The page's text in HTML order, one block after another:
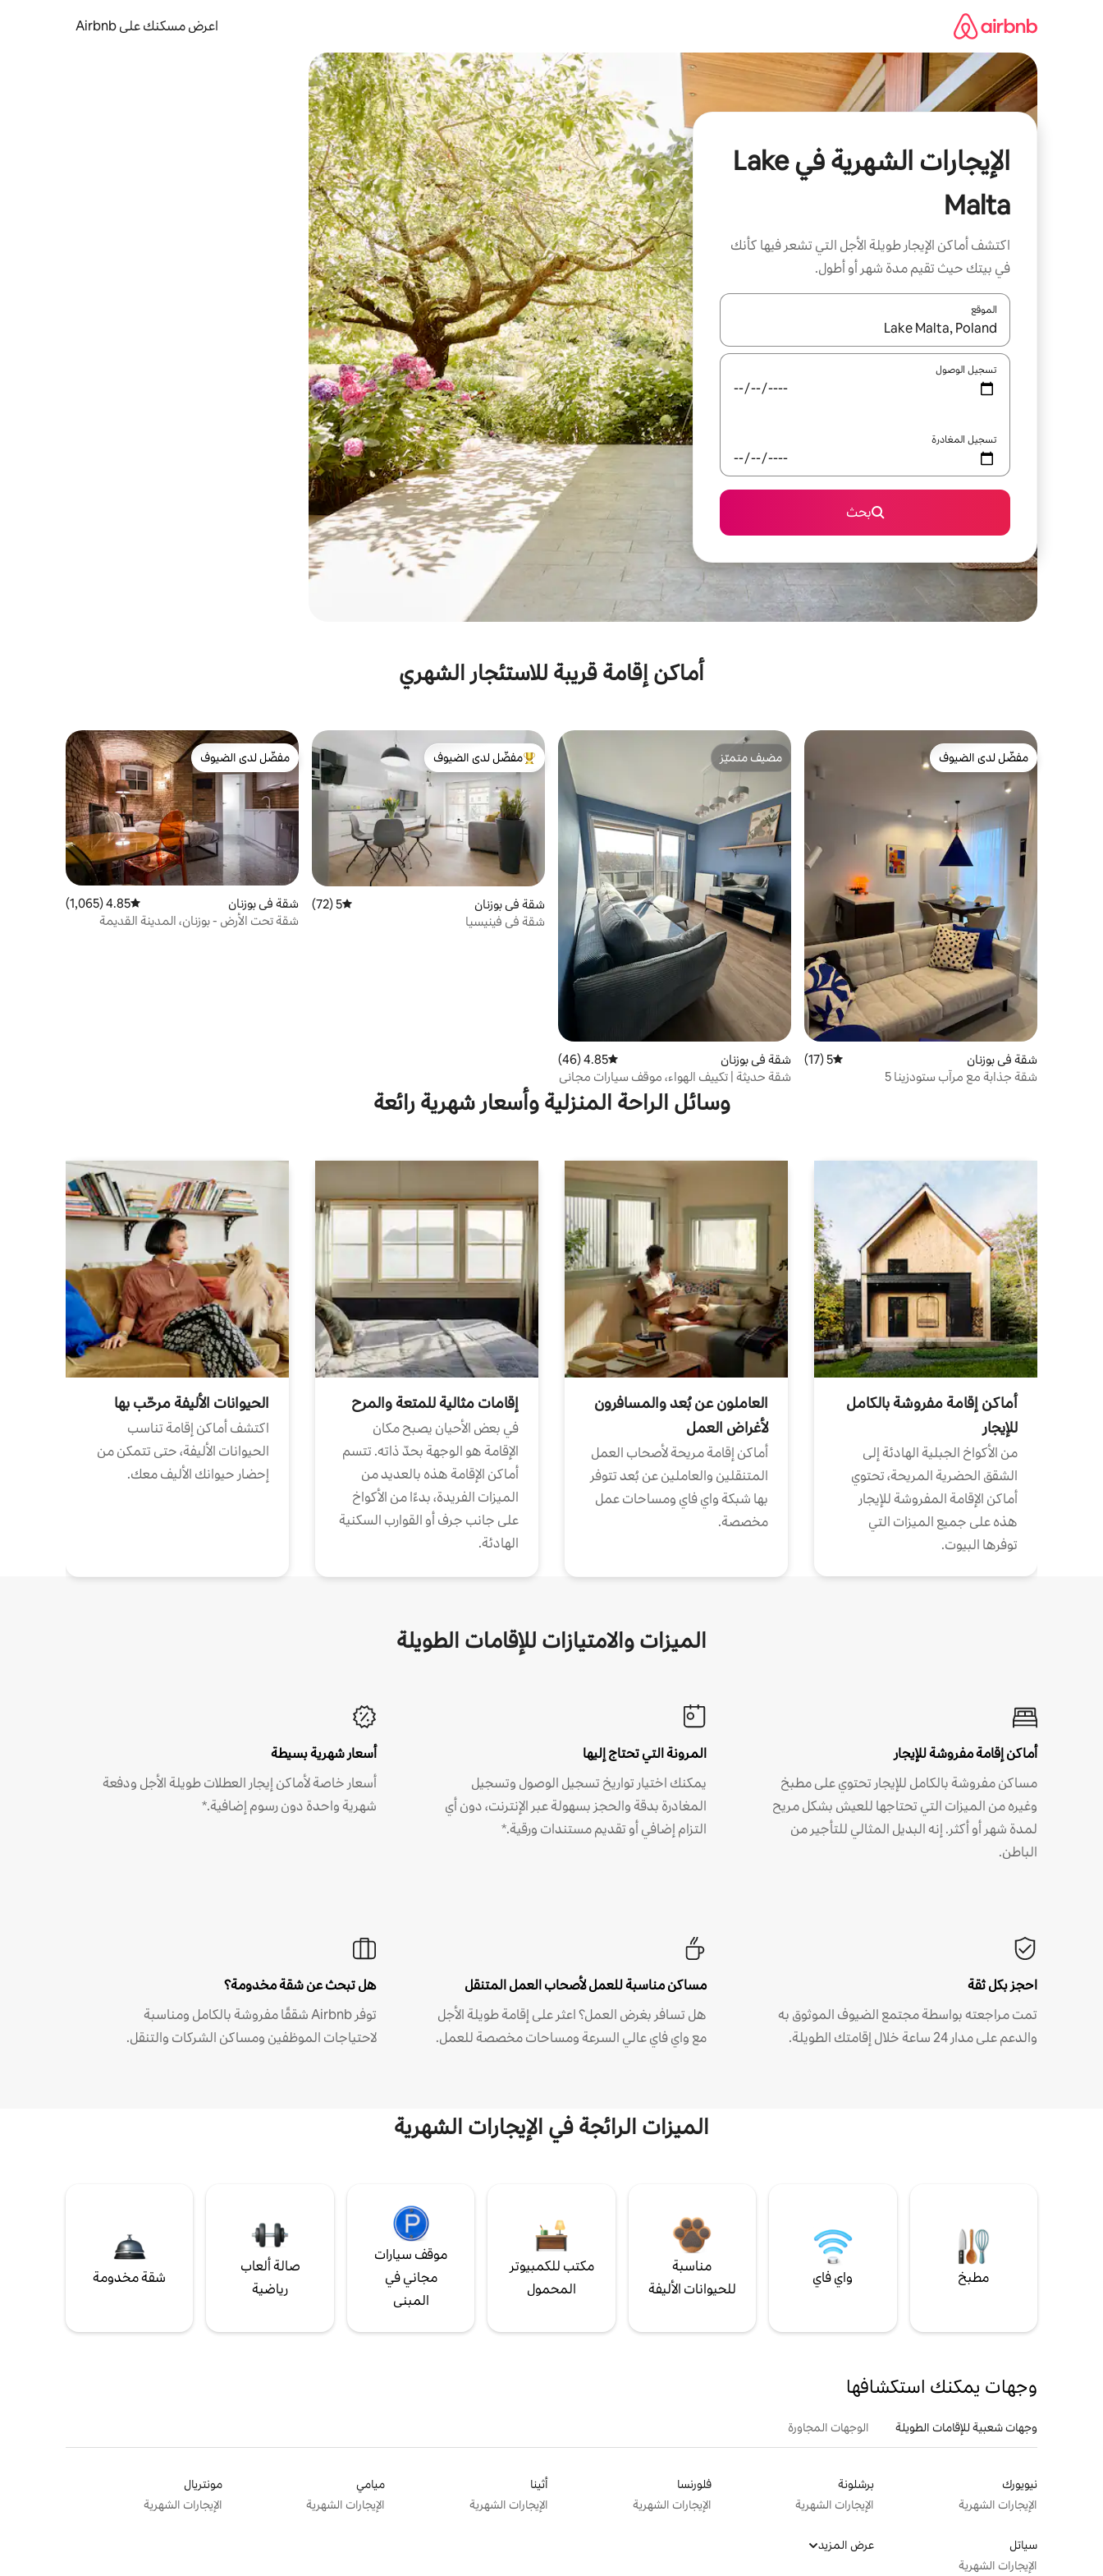
اعرض مسكنك على Airbnb
الإيجارات الشهرية في Lake
Malta
اكتشف أماكن الإيجار طويلة الأجل التي تشعر فيها كأنك
في بيتك حيث تقيم مدة شهر أو أطول.
الموقع
عند توفر النتائج، انتقل باستخدام السهمين لأعلى ولأسفل أو استكشف عن طريق اللمس أو السحب.
تسجيل الوصول
تسجيل المغادرة
بحث
أماكن إقامة قريبة للاستئجار الشهري
مفضّل لدى الضيوف
مفضّل لدى الضيوف
شقة في بوزنان متوسط التقييم 5 من 5، 17 مراجعات
5 (17)
شقة جذابة مع مرآب ستودزينا 5
مضيف متميّز
مضيف متميّز
شقة في بوزنان متوسط التقييم 4.85 من 5، 46 مراجعات
4.85 (46)
شقة حديثة | تكييف الهواء، موقف سيارات مجاني
من أبرز البيوت المفضّلة لدى الضيوف
مفضّل لدى الضيوف
شقة في بوزنان متوسط التقييم 5 من 5، 72 مراجعات
5 (72)
شقة في فينيسيا
مفضّل لدى الضيوف
مفضّل لدى الضيوف
شقة في بوزنان متوسط التقييم 4.85 من 5، 1,065 مراجعات
4.85 (1,065)
شقة تحت الأرض - بوزنان، المدينة القديمة
وسائل الراحة المنزلية وأسعار شهرية رائعة
أماكن إقامة مفروشة بالكامل
للإيجار
من الأكواخ الجبلية الهادئة إلى
الشقق الحضرية المريحة، تحتوي
أماكن الإقامة المفروشة للإيجار
هذه على جميع الميزات التي
توفرها البيوت.
العاملون عن بُعد والمسافرون
لأغراض العمل
أماكن إقامة مريحة لأصحاب العمل
المتنقلين والعاملين عن بُعد تتوفر
بها شبكة واي فاي ومساحات عمل
مخصصة.
إقامات مثالية للمتعة والمرح
في بعض الأحيان يصبح مكان
الإقامة هو الوجهة بحدّ ذاته. تتسم
أماكن الإقامة هذه بالعديد من
الميزات الفريدة، بدءًا من الأكواخ
على جانب جرف أو القوارب السكنية
الهادئة.
الحيوانات الأليفة مرحّب بها
اكتشف أماكن إقامة تناسب
الحيوانات الأليفة، حتى تتمكن من
إحضار حيوانك الأليف معك.
الميزات والامتيازات للإقامات الطويلة
أماكن إقامة مفروشة للإيجار
مساكن مفروشة بالكامل للإيجار تحتوي على مطبخ
وغيره من الميزات التي تحتاجها للعيش بشكل مريح
لمدة شهر أو أكثر. إنه البديل المثالي للتأجير من
الباطن.
المرونة التي تحتاج إليها
يمكنك اختيار تواريخ تسجيل الوصول وتسجيل
المغادرة بدقة والحجز بسهولة عبر الإنترنت، دون أي
التزام إضافي أو تقديم مستندات ورقية.*
أسعار شهرية بسيطة
أسعار خاصة لأماكن إيجار العطلات طويلة الأجل ودفعة
شهرية واحدة دون رسوم إضافية.*
احجز بكل ثقة
تمت مراجعته بواسطة مجتمع الضيوف الموثوق به
والدعم على مدار 24 ساعة خلال إقامتك الطويلة.
مساكن مناسبة للعمل لأصحاب العمل المتنقل
هل تسافر بغرض العمل؟ اعثر على إقامة طويلة الأجل
مع واي فاي عالي السرعة ومساحات مخصصة للعمل.
هل تبحث عن شقة مخدومة؟
توفر Airbnb شققًا مفروشة بالكامل ومناسبة
لاحتياجات الموظفين ومساكن الشركات والتنقل.
الميزات الرائجة في الإيجارات الشهرية
مطبخ واي فاي
مناسبة
للحيوانات الأليفة
مكتب للكمبيوتر
المحمول
موقف سيارات
مجاني في
المبنى
صالة ألعاب
رياضية
شقة مخدومة
وجهات يمكنك استكشافها
وجهات شعبية للإقامات الطويلة الوجهات المجاورة
نيويورك
الإيجارات الشهرية
برشلونة
الإيجارات الشهرية
فلورنسا
الإيجارات الشهرية
أثينا
الإيجارات الشهرية
ميامي
الإيجارات الشهرية
مونتريال
الإيجارات الشهرية
سياتل
الإيجارات الشهرية
عرض المزيد